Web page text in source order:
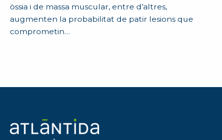
òssia i de massa muscular, entre d’altres,
augmenten la probabilitat de patir lesions que
comprometin…